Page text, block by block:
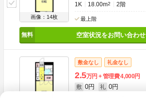
画像：14枚
1K 18.00m2 2階
最上階
空室状況をお問い合わせ
敷金なし 礼金なし
2.5万円 管理費4,000円
敷 0円 礼 0円